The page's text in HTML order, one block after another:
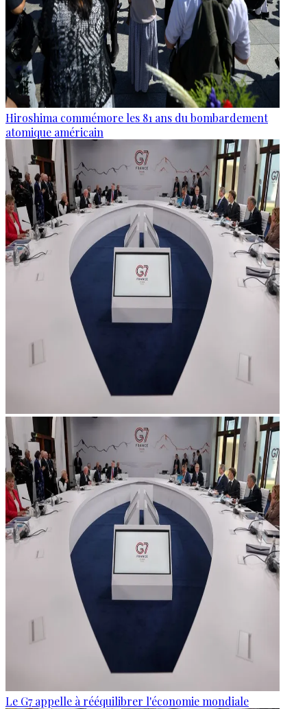
Hiroshima commémore les 81 ans du bombardement
atomique américain
Le G7 appelle à rééquilibrer l'économie mondiale